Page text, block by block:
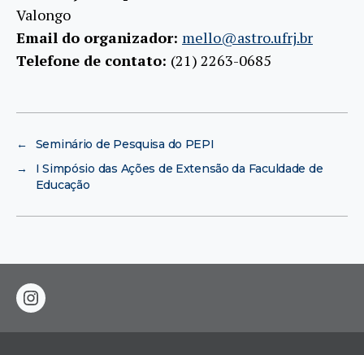
Valongo
Email do organizador: mello@astro.ufrj.br
Telefone de contato: (21) 2263-0685
←
Seminário de Pesquisa do PEPI
→
I Simpósio das Ações de Extensão da Faculdade de
Educação
instagram